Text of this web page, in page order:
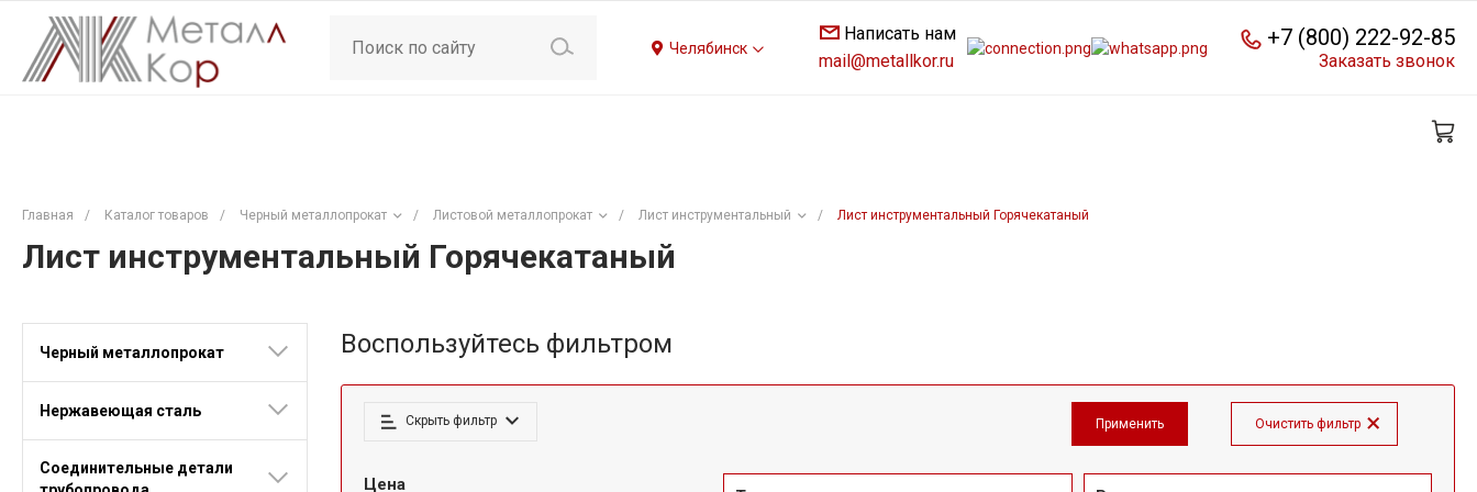
Челябинск
Написать нам
mail@metallkor.ru
+7 (800) 222-92-85
Заказать звонок
Главная / Каталог товаров / Черный металлопрокат / Листовой металлопрокат / Лист инструментальный / Лист инструментальный Горячекатаный
Лист инструментальный Горячекатаный
Черный металлопрокат
Нержавеющая сталь
Соединительные детали
Воспользуйтесь фильтром
Скрыть фильтр
Цена